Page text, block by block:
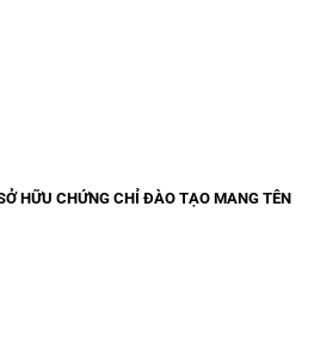
HỮU CHỨNG CHỈ ĐÀO TẠO MANG TÊN